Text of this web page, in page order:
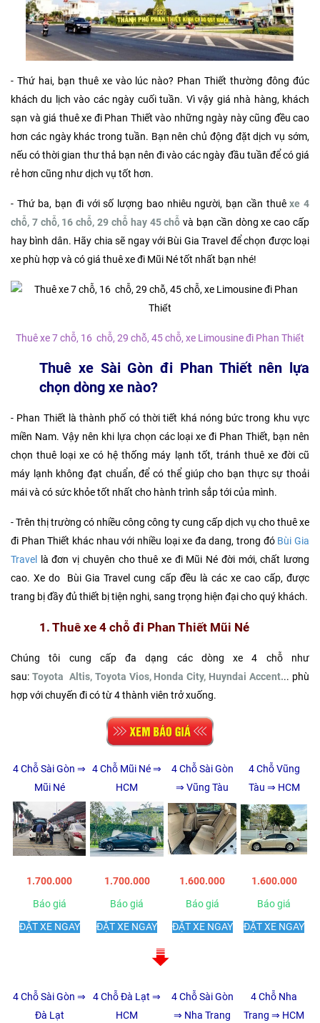
- Thứ hai, bạn thuê xe vào lúc nào? Phan Thiết thường đông đúc
khách du lịch vào các ngày cuối tuần. Vì vậy giá nhà hàng, khách
sạn và giá thuê xe đi Phan Thiết vào những ngày này cũng đều cao
hơn các ngày khác trong tuần. Bạn nên chủ động đặt dịch vụ sớm,
nếu có thời gian thư thả bạn nên đi vào các ngày đầu tuần để có giá
rẻ hơn cũng như dịch vụ tốt hơn.
- Thứ ba, bạn đi với số lượng bao nhiêu người, bạn cần thuêxe 4
chỗ, 7 chỗ, 16 chỗ, 29 chỗ hay 45 chỗ và bạn cần dòng xe cao cấp
hay bình dân. Hãy chia sẽ ngay với Bùi Gia Travel để chọn được loại
xe phù hợp và có giá thuê xe đi Mũi Né tốt nhất bạn nhé!
Thuê xe 7 chỗ, 16 chỗ, 29 chỗ, 45 chỗ, xe Limousine đi Phan Thiết
Thuê xe Sài Gòn đi Phan Thiết nên lựa
chọn dòng xe nào?
- Phan Thiết là thành phố có thời tiết khá nóng bức trong khu vực
miền Nam. Vậy nên khi lựa chọn các loại xe đi Phan Thiết, bạn nên
chọn thuê loại xe có hệ thống máy lạnh tốt, tránh thuê xe đời cũ
máy lạnh không đạt chuẩn, để có thể giúp cho bạn thực sự thoải
mái và có sức khỏe tốt nhất cho hành trình sắp tới của mình.
- Trên thị trường có nhiều công công ty cung cấp dịch vụ cho thuê xe
đi Phan Thiết khác nhau với nhiều loại xe đa dang, trong đó Bùi Gia
Travel là đơn vị chuyên cho thuê xe đi Mũi Né đời mới, chất lương
cao. Xe do Bùi Gia Travel cung cấp đều là các xe cao cấp, được
trang bị đầy đủ thiết bị tiện nghi, sang trọng hiện đại cho quý khách.
1. Thuê xe 4 chỗ đi Phan Thiết Mũi Né
Chúng tôi cung cấp đa dạng các dòng xe 4 chỗ như
sau: Toyota Altis, Toyota Vios, Honda City, Huyndai Accent... phù
hợp với chuyến đi có từ 4 thành viên trở xuống.
4 Chỗ Sài Gòn ⇒
Mũi Né
4 Chỗ Mũi Né ⇒
HCM
4 Chỗ Sài Gòn
⇒ Vũng Tàu
4 Chỗ Vũng
Tàu ⇒ HCM
1.700.000 1.700.000 1.600.000
1.600.000
Báo giá
Báo giá Báo giá
Báo giá
ĐẶT XE NGAY
ĐẶT XE NGAY ĐẶT XE NGAY ĐẶT XE NGAY
4 Chỗ Sài Gòn ⇒
Đà Lạt
4 Chỗ Đà Lạt ⇒
HCM
4 Chỗ Sài Gòn
⇒ Nha Trang
4 Chỗ Nha
Trang ⇒ HCM